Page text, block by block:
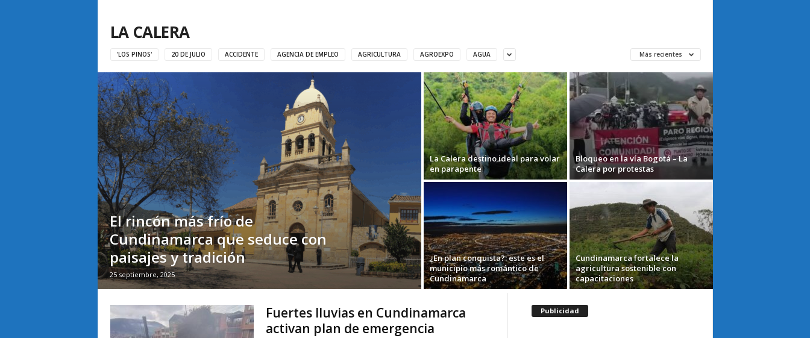
LA CALERA
'LOS PINOS' 20 DE JULIO ACCIDENTE AGENCIA DE EMPLEO AGRICULTURA AGROEXPO AGUA Más recientes
El rincón más frío de
Cundinamarca que seduce con
paisajes y tradición
25 septiembre, 2025
La Calera destino ideal para volar
en parapente
Bloqueo en la vía Bogotá – La
Calera por protestas
¿En plan conquista?: este es el
municipio más romántico de
Cundinamarca
Cundinamarca fortalece la
agricultura sostenible con
capacitaciones
Fuertes lluvias en Cundinamarca
activan plan de emergencia
Publicidad